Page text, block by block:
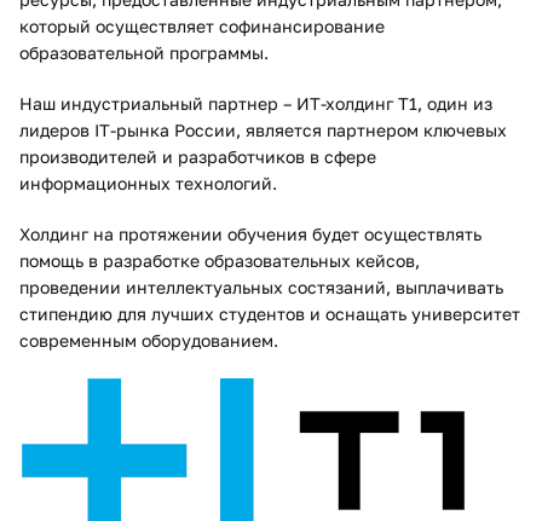
который осуществляет софинансирование
образовательной программы.
Наш индустриальный партнер – ИТ-холдинг Т1, один из
лидеров IT-рынка России, является партнером ключевых
производителей и разработчиков в сфере
информационных технологий.
Холдинг на протяжении обучения будет осуществлять
помощь в разработке образовательных кейсов,
проведении интеллектуальных состязаний, выплачивать
стипендию для лучших студентов и оснащать университет
современным оборудованием.